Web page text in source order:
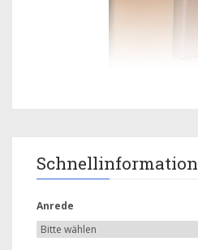
Schnellinformation
Anrede